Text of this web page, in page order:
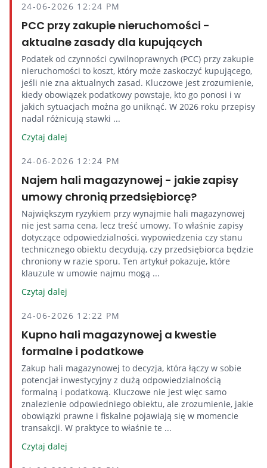
24-06-2026 12:24 PM
PCC przy zakupie nieruchomości -
aktualne zasady dla kupujących
Podatek od czynności cywilnoprawnych (PCC) przy zakupie
nieruchomości to koszt, który może zaskoczyć kupującego,
jeśli nie zna aktualnych zasad. Kluczowe jest zrozumienie,
kiedy obowiązek podatkowy powstaje, kto go ponosi i w
jakich sytuacjach można go uniknąć. W 2026 roku przepisy
nadal różnicują stawki ...
Czytaj dalej
24-06-2026 12:24 PM
Najem hali magazynowej - jakie zapisy
umowy chronią przedsiębiorcę?
Największym ryzykiem przy wynajmie hali magazynowej
nie jest sama cena, lecz treść umowy. To właśnie zapisy
dotyczące odpowiedzialności, wypowiedzenia czy stanu
technicznego obiektu decydują, czy przedsiębiorca będzie
chroniony w razie sporu. Ten artykuł pokazuje, które
klauzule w umowie najmu mogą ...
Czytaj dalej
24-06-2026 12:22 PM
Kupno hali magazynowej a kwestie
formalne i podatkowe
Zakup hali magazynowej to decyzja, która łączy w sobie
potencjał inwestycyjny z dużą odpowiedzialnością
formalną i podatkową. Kluczowe nie jest więc samo
znalezienie odpowiedniego obiektu, ale zrozumienie, jakie
obowiązki prawne i fiskalne pojawiają się w momencie
transakcji. W praktyce to właśnie te ...
Czytaj dalej